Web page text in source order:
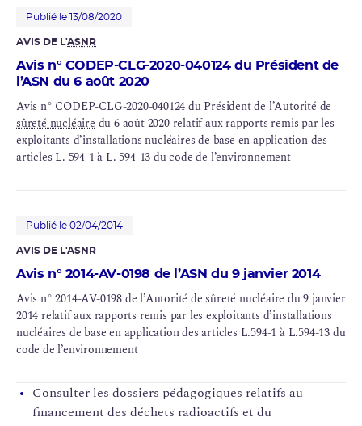
Publié le 13/08/2020
AVIS DE L'ASNR
Avis n° CODEP-CLG-2020-040124 du Président de
l’ASN du 6 août 2020
Avis n° CODEP-CLG-2020-040124 du Président de l’Autorité de
sûreté nucléaire du 6 août 2020 relatif aux rapports remis par les
exploitants d’installations nucléaires de base en application des
articles L. 594-1 à L. 594-13 du code de l’environnement
Publié le 02/04/2014
AVIS DE L'ASNR
Avis n° 2014-AV-0198 de l’ASN du 9 janvier 2014
Avis n° 2014-AV-0198 de l’Autorité de sûreté nucléaire du 9 janvier
2014 relatif aux rapports remis par les exploitants d’installations
nucléaires de base en application des articles L.594-1 à L.594-13 du
code de l’environnement
Consulter les dossiers pédagogiques relatifs au
financement des déchets radioactifs et du